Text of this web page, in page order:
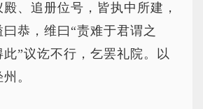
、追册位号，皆执中所建，
恭，维曰“责难于君谓之
”议讫不行，乞罢礼院。以
。